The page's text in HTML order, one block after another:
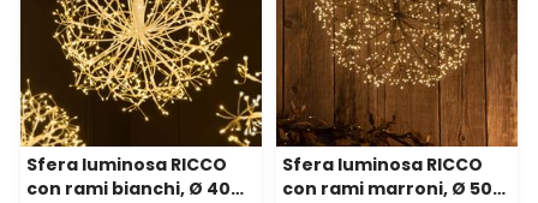
Sfera luminosa RICCO
con rami bianchi, Ø 40
Sfera luminosa RICCO
con rami marroni, Ø 50